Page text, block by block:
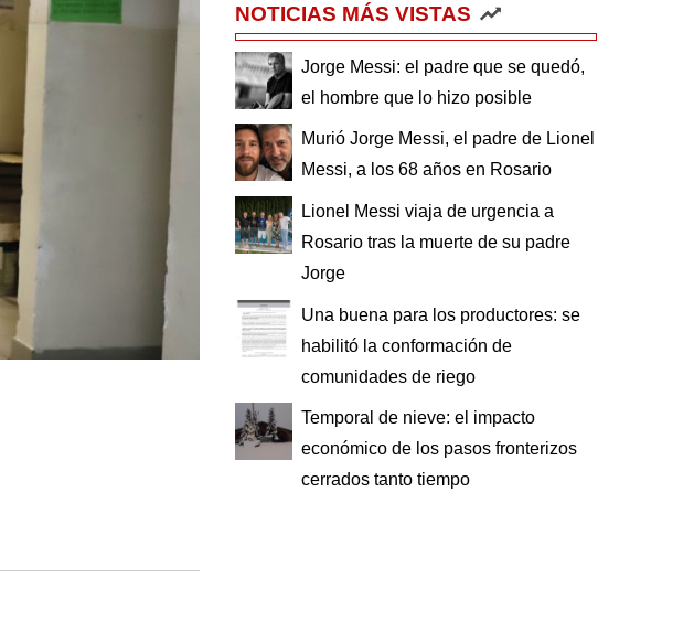
NOTICIAS MÁS VISTAS
Jorge Messi: el padre que se quedó,
el hombre que lo hizo posible
Murió Jorge Messi, el padre de Lionel
Messi, a los 68 años en Rosario
Lionel Messi viaja de urgencia a
Rosario tras la muerte de su padre
Jorge
Una buena para los productores: se
habilitó la conformación de
comunidades de riego
Temporal de nieve: el impacto
económico de los pasos fronterizos
cerrados tanto tiempo